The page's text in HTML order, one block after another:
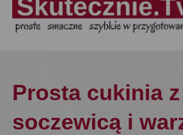
Prosta cukinia z
soczewicą i